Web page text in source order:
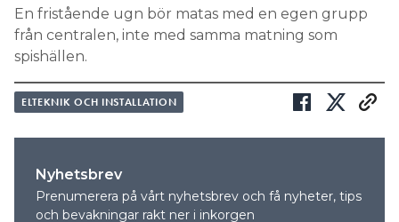
En fristående ugn bör matas med en egen grupp
från centralen, inte med samma matning som
spishällen.
ELTEKNIK OCH INSTALLATION
Nyhetsbrev
Prenumerera på vårt nyhetsbrev och få nyheter, tips
och bevakningar rakt ner i inkorgen